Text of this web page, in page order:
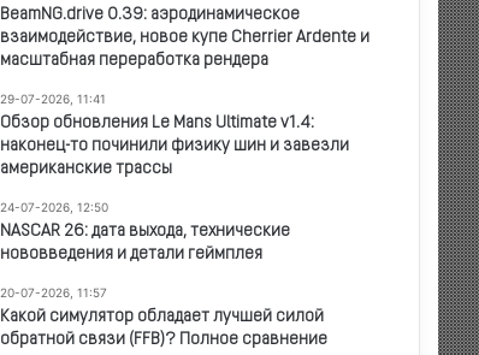
BeamNG.drive 0.39: аэродинамическое
взаимодействие, новое купе Cherrier Ardente и
масштабная переработка рендера
29-07-2026, 11:41
Обзор обновления Le Mans Ultimate v1.4:
наконец-то починили физику шин и завезли
американские трассы
24-07-2026, 12:50
NASCAR 26: дата выхода, технические
нововведения и детали геймплея
20-07-2026, 11:57
Какой симулятор обладает лучшей силой
обратной связи (FFB)? Полное сравнение